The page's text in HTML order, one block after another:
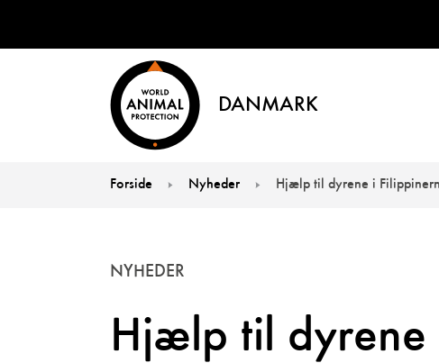
DANMARK
Forside Nyheder Hjælp til dyrene i
Hjælp til dyrene
NYHEDER